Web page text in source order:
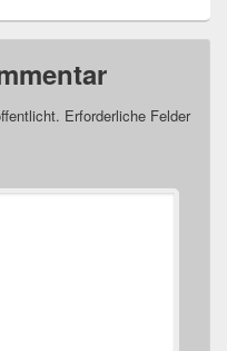
Erforderliche Felder